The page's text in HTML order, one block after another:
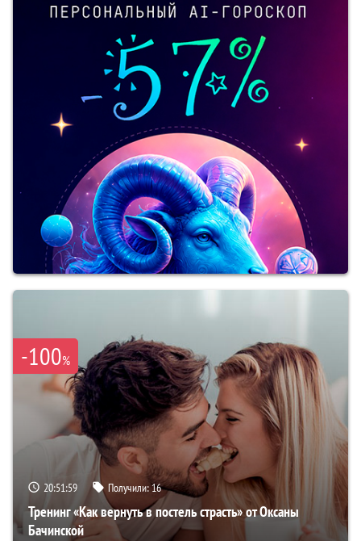
-100%
20:51:59 Получили:16
Тренинг «Как вернуть в постель страсть» от Оксаны
Бачинской